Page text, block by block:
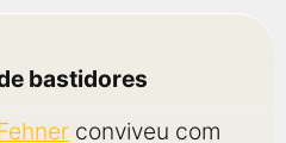
bastidores
conviveu com